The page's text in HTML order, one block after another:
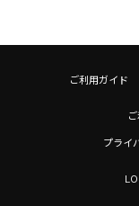
ご利用ガイド
プライ